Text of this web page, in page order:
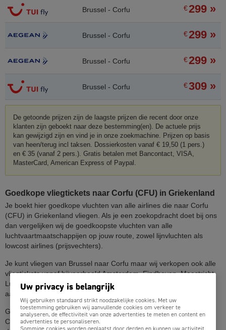
Brussel - Corfu €299 »
Brussel - Corfu €299 »
Brussel - Corfu €299 »
Brussel - Corfu €309 »
De getoonde prijzen zijn de laagste prijzen die recent door onze
klanten zijn geboekt naar deze bestemming(en). De actuele prijs
kan gewijzigd zijn en vind je in onze zoekmachine. Prijzen op basis
van heen/terug incl taksen. Dossierkosten vanaf € 19,50 (1 pers.)
en € 35 (vanaf 2 pers.). Gratis betalen met Bancontact, VISA,
MasterCard, American Express of Paypal.
Goedkope vliegtickets naar Corfu (CFU) in Griekenland
Je boekt hier goedkope vluchten van alle airlines die naar Corfu
(CFU) in Griekenland vliegen. Als je een zoekopdracht doet bij ons
dan vergelijken wij de goedkoopste vluchten van alle
luchtvaartmaatschappijen op jouw route, zowel lijnvluchten als
lowcost airlines (prijsvechters).
Je kunt vliegen van Brussel naar Corfu maar wij verkopen ook alle
vliegtickets vanaf bijvoorbeeld Amsterdam, Eindhoven, Maastricht,
Luik, Oostende of Düsseldorf. Kortom; alle vliegtickets naar Corfu
aan de allerlaagste prijs boek je op Goedkopevliegtuigtickets.be.
Goedkopevliegtuigtickets.be: De beste vliegticket prijzen naar
Corfu, alle airlines, geen onverwachte toeslagen en lage
Uw privacy is belangrijk
Wij gebruiken standaard strikt noodzakelijke cookies. Met uw
toestemming gebruiken wij aanvullende cookies om verkeer te
analyseren, de effectiviteit van onze advertenties te meten en content en
advertenties te personaliseren.
Sommige cookies worden geplaatst door derden en kunnen uw activiteit